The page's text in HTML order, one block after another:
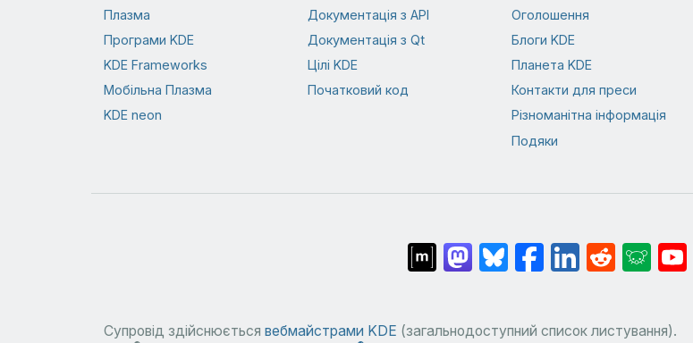
Плазма
Програми KDE
KDE Frameworks
Мобільна Плазма
KDE neon
Документація з API
Документація з Qt
Цілі KDE
Початковий код
Оголошення
Блоги KDE
Планета KDE
Контакти для преси
Різноманітна інформація
Подяки
Супровід здійснюється вебмайстрами KDE (загальнодоступний список листування).